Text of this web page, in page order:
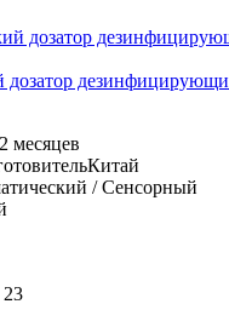
дозатор
месяцев
Китай
/ Сенсорный